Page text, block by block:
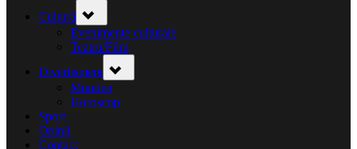
Cultură
sub-
menu
Evenimente culturale
Teatru/Film
Divertisment sub-
menu
Monden
Horoscop
Sport
Opinii
Contact